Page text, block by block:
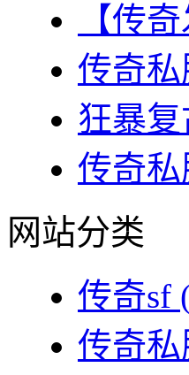
【传
传奇
狂暴
传奇
网站分类
传奇sf
传奇私